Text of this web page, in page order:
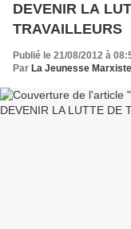
DEVENIR LA
TRAVAILLEURS
Publié le 21/08/2012 à
Par La Jeunesse